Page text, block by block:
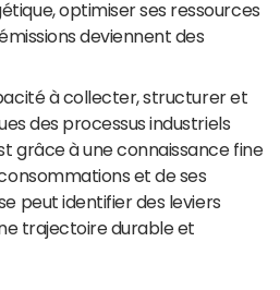
optimiser ses ressources
deviennent des
à collecter, structurer et
des processus industriels
grâce à une connaissance fine
et de ses
peut identifier des leviers
trajectoire durable et